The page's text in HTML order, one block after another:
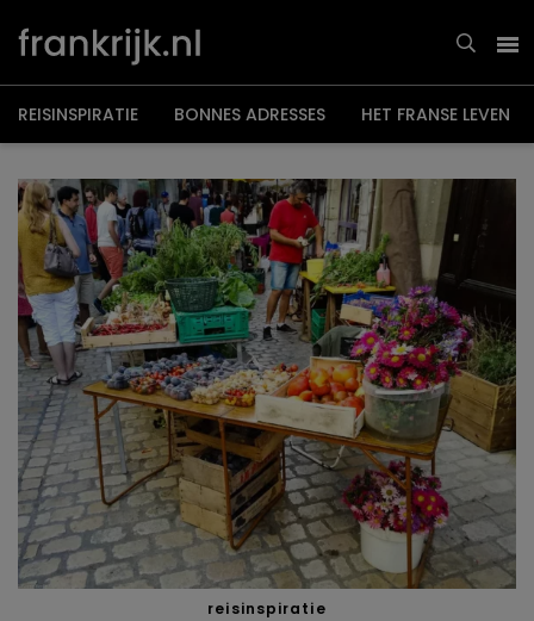
naar
inhoud
REISINSPIRATIE BONNES ADRESSES HET FRANSE LEVEN
reisinspiratie